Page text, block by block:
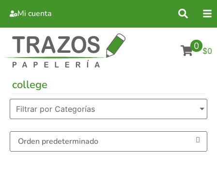
Mi cuenta
0 $0
college
Filtrar por Categorías